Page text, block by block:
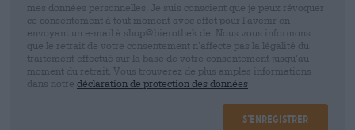
mes données personnelles. Je suis conscient que je peux révoquer
ce consentement à tout moment avec effet pour l’avenir en
envoyant un e-mail à shop@bierothek.de. Nous vous informons
que le retrait de votre consentement n’affecte pas la légalité du
traitement effectué sur la base de votre consentement jusqu’au
moment du retrait. Vous trouverez de plus amples informations
dans notre déclaration de protection des données
S’enregistrer